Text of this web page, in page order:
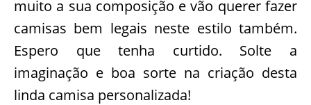
muito a sua composição e vão querer fazer
camisas bem legais neste estilo também.
Espero que tenha curtido. Solte a
imaginação e boa sorte na criação desta
linda camisa personalizada!